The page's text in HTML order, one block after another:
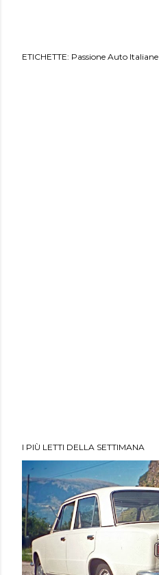
ETICHETTE: Passione Auto Italiane
I PIÙ LETTI DELLA SETTIMANA